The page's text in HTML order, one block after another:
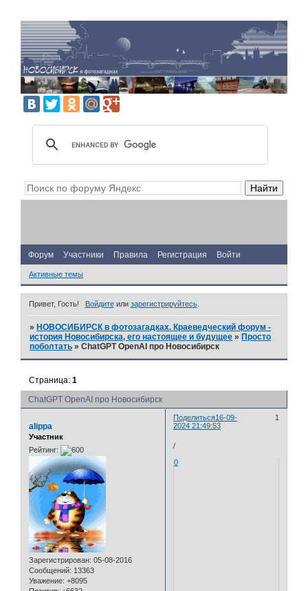
Форум Участники Правила Регистрация Войти
Активные темы
Привет, Гость! Войдитеили зарегистрируйтесь.
» НОВОСИБИРСК в фотозагадках. Краеведческий форум -
история Новосибирска, его настоящее и будущее » Просто
поболтать »ChatGPT OpenAI про Новосибирск
ChatGPT OpenAI про Новосибирск
Страница:1
Поделиться 1
16-09-
2024 21:49:53
alippa
Участник
Рейтинг:
Зарегистрирован: 05-08-2016
Сообщений: 13363
Уважение: +8095
/
0